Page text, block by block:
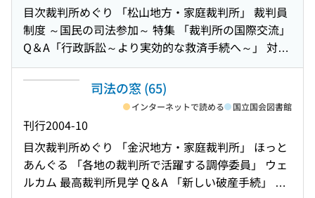
に向けて : 公判前整理手続の導入」
目次裁判所めぐり 「松山地方・家庭裁判所」 裁判員
制度 ～国民の司法参加～ 特集 「裁判所の国際交流」
Q＆A「行政訴訟～より実効的な救済手続へ～」 対談
「三人の力」 15のいす 行刑について
司法の窓 (65)
刊行2004-10
インターネットで読める 国立国会図書館
目次裁判所めぐり 「金沢地方・家庭裁判所」 ほっと
あんぐる 「各地の裁判所で活躍する調停委員」 ウェ
ルカム 最高裁判所見学 Q＆A 「新しい破産手続」 座